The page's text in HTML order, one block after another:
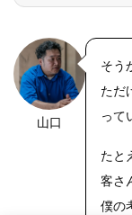
https://riseph
山口
そう
ただ
って
たと
客さ
僕の